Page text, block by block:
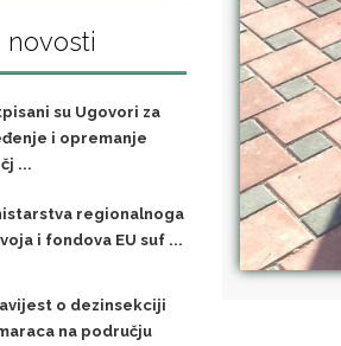
novosti
su Ugovori za
i opremanje
...
regionalnoga
i fondova EU suf ...
o dezinsekciji
na području